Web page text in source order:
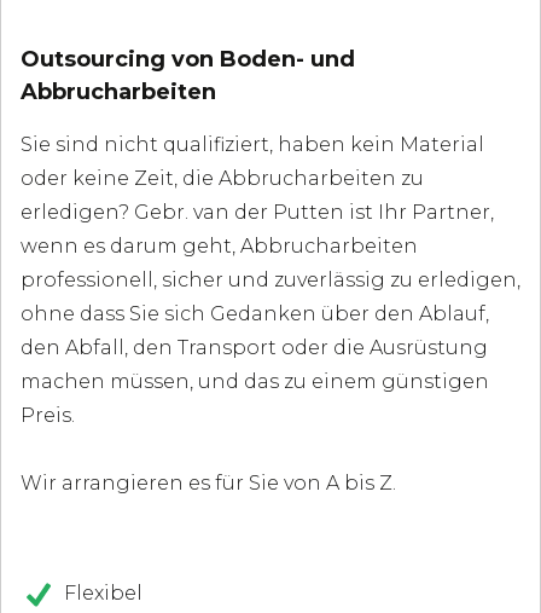
Outsourcing von Boden- und
Abbrucharbeiten
Sie sind nicht qualifiziert, haben kein Material
oder keine Zeit, die Abbrucharbeiten zu
erledigen? Gebr. van der Putten ist Ihr Partner,
wenn es darum geht, Abbrucharbeiten
professionell, sicher und zuverlässig zu erledigen,
ohne dass Sie sich Gedanken über den Ablauf,
den Abfall, den Transport oder die Ausrüstung
machen müssen, und das zu einem günstigen
Preis.
Wir arrangieren es für Sie von A bis Z.
Flexibel